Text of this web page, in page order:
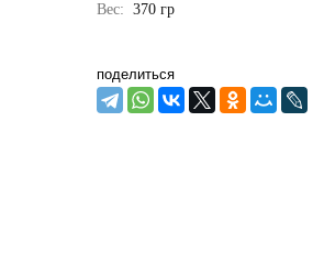
Вес: 370 гр
поделиться